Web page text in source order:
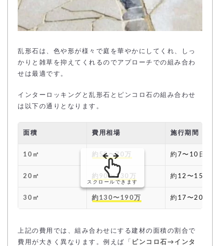
乱形石は、色や形が様々で庭を華やかにしてくれ、しっ
かりと雑草を抑えてくれるのでアプローチでの組み合わ
せは最適です。
インターロッキングと乱形石とピンコロ石の組み合わせ
は以下の通りとなります。
面積 費用相場 施行期間
10㎡ 約50〜70万 約7〜10日
20㎡ 約90〜130万 約12〜15日
30㎡ 約130〜190万 約17〜20日
スクロールできます
上記の費用では、組み合わせにする建材の面積の割合で
費用が大きく異なります。例えば「 ピンコロ石→インタ